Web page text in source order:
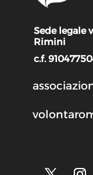
Sede legale
Rimini
c.f.